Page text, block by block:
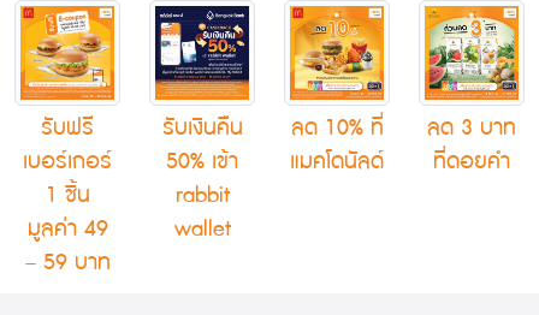
รับฟรี
เบอร์เกอร์
1 ชิ้น
มูลค่า 49
– 59 บาท
รับเงินคืน
50% เข้า
rabbit
wallet
ลด 10% ที่
แมคโดนัลด์
ลด 3 บาท
ที่ดอยคำ